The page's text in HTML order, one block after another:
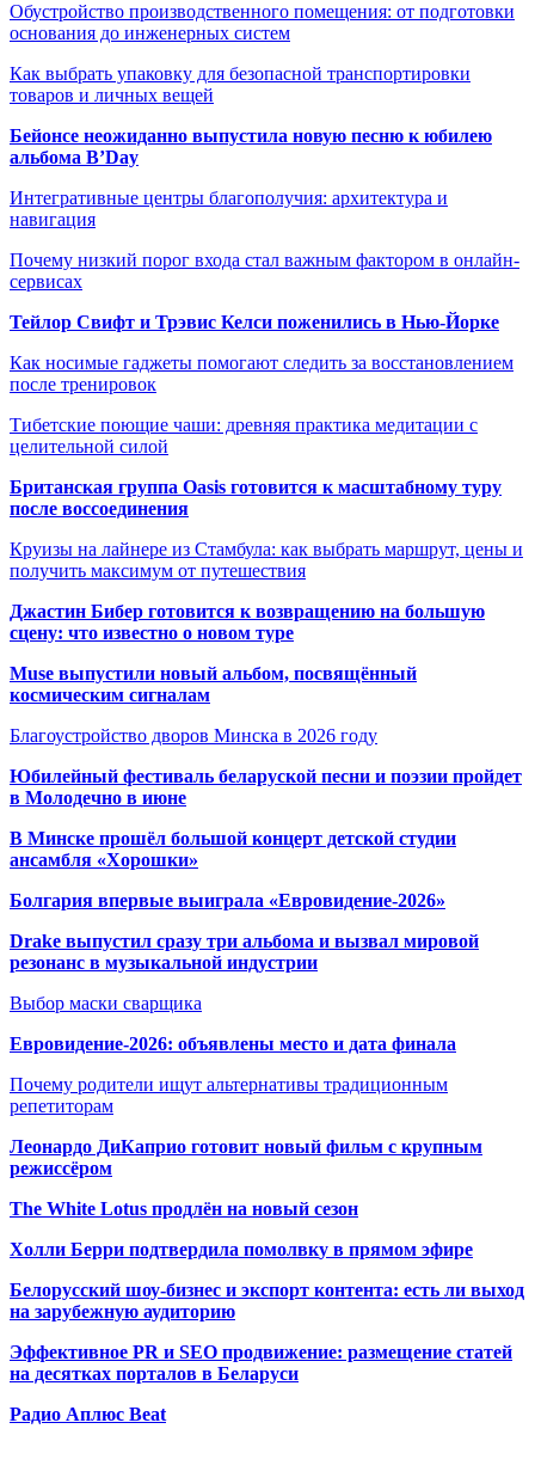
Обустройство производственного помещения: от подготовки
основания до инженерных систем
Как выбрать упаковку для безопасной транспортировки
товаров и личных вещей
Бейонсе неожиданно выпустила новую песню к юбилею
альбома B’Day
Интегративные центры благополучия: архитектура и
навигация
Почему низкий порог входа стал важным фактором в онлайн-
сервисах
Тейлор Свифт и Трэвис Келси поженились в Нью-Йорке
Как носимые гаджеты помогают следить за восстановлением
после тренировок
Тибетские поющие чаши: древняя практика медитации с
целительной силой
Британская группа Oasis готовится к масштабному туру
после воссоединения
Круизы на лайнере из Стамбула: как выбрать маршрут, цены и
получить максимум от путешествия
Джастин Бибер готовится к возвращению на большую
сцену: что известно о новом туре
Muse выпустили новый альбом, посвящённый
космическим сигналам
Благоустройство дворов Минска в 2026 году
Юбилейный фестиваль беларуской песни и поэзии пройдет
в Молодечно в июне
В Минске прошёл большой концерт детской студии
ансамбля «Хорошки»
Болгария впервые выиграла «Евровидение-2026»
Drake выпустил сразу три альбома и вызвал мировой
резонанс в музыкальной индустрии
Выбор маски сварщика
Евровидение-2026: объявлены место и дата финала
Почему родители ищут альтернативы традиционным
репетиторам
Леонардо ДиКаприо готовит новый фильм с крупным
режиссёром
The White Lotus продлён на новый сезон
Холли Берри подтвердила помолвку в прямом эфире
Белорусский шоу-бизнес и экспорт контента: есть ли выход
на зарубежную аудиторию
Эффективное PR и SEO продвижение: размещение статей
на десятках порталов в Беларуси
Радио Аплюс Beat